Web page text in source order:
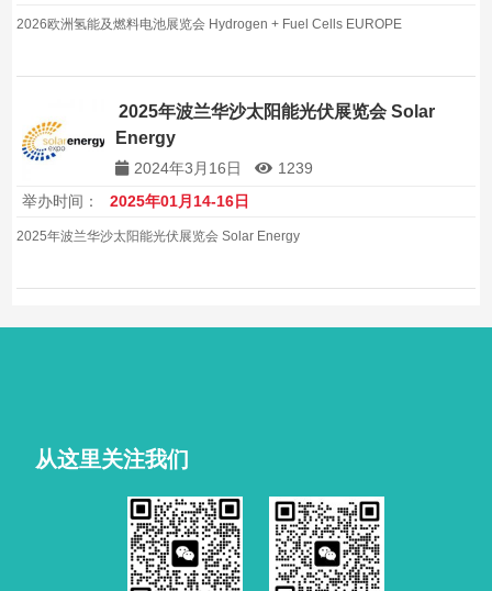
2026欧洲氢能及燃料电池展览会 Hydrogen + Fuel Cells EUROPE
2025年波兰华沙太阳能光伏展览会 Solar
Energy
2024年3月16日
1239
举办时间：
2025年01月14-16日
2025年波兰华沙太阳能光伏展览会 Solar Energy
从这里关注我们